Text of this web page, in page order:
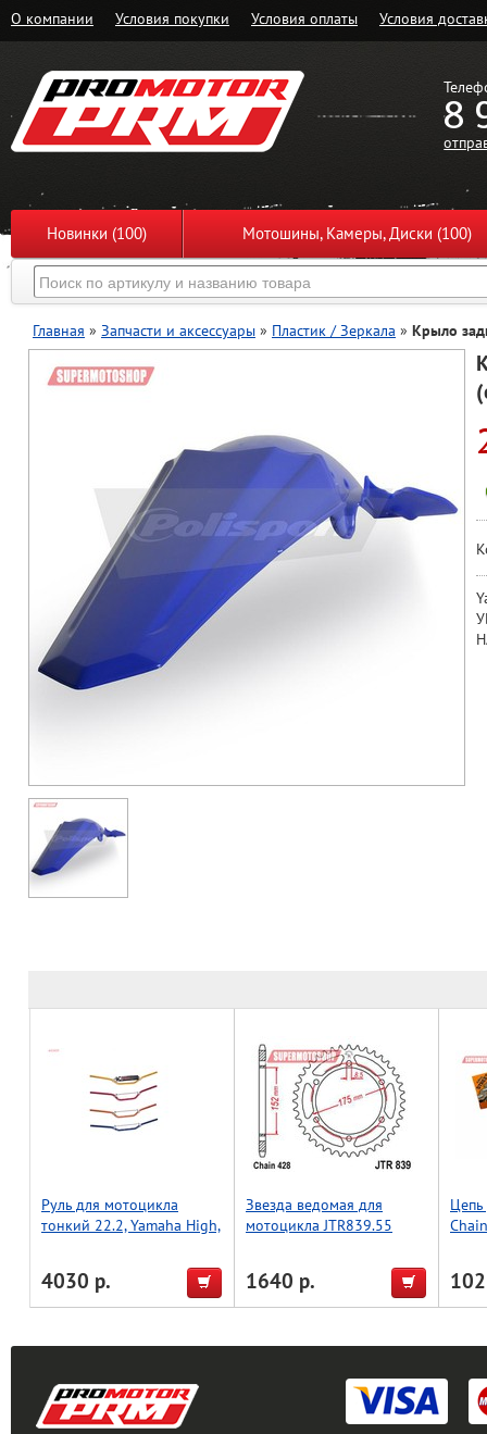
О компании Условия покупки Условия оплаты Условия
8
Новинки (100) Мотошины, Камеры, Диски (100)
Главная » Запчасти и аксессуары » Пластик / Зеркала » Крыло
Руль для мотоцикла
тонкий 22.2, Yamaha High,
4030 р.
Звезда ведомая для
мотоцикла JTR839.55
1640 р.